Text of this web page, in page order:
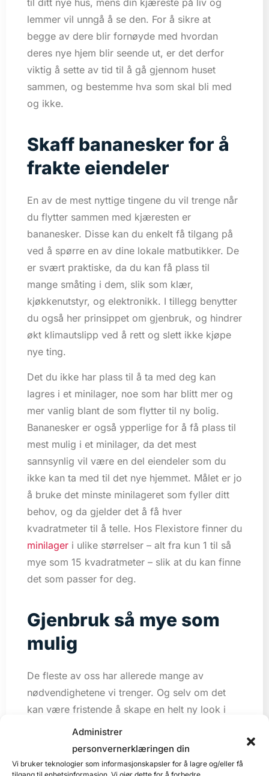
Administrer
personvernerklæringen din
Vi bruker teknologier som informasjonskapsler for å lagre og/eller få
til ditt nye hus, mens din kjæreste på liv og
lemmer vil unngå å se den. For å sikre at
begge av dere blir fornøyde med hvordan
deres nye hjem blir seende ut, er det derfor
viktig å sette av tid til å gå gjennom huset
sammen, og bestemme hva som skal bli med
og ikke.
Skaff bananesker for å
frakte eiendeler
En av de mest nyttige tingene du vil trenge når
du flytter sammen med kjæresten er
bananesker. Disse kan du enkelt få tilgang på
ved å spørre en av dine lokale matbutikker. De
er svært praktiske, da du kan få plass til
mange småting i dem, slik som klær,
kjøkkenutstyr, og elektronikk. I tillegg benytter
du også her prinsippet om gjenbruk, og hindrer
økt klimautslipp ved å rett og slett ikke kjøpe
nye ting.
Det du ikke har plass til å ta med deg kan
lagres i et minilager, noe som har blitt mer og
mer vanlig blant de som flytter til ny bolig.
Bananesker er også ypperlige for å få plass til
mest mulig i et minilager, da det mest
sannsynlig vil være en del eiendeler som du
ikke kan ta med til det nye hjemmet. Målet er jo
å bruke det minste minilageret som fyller ditt
behov, og da gjelder det å få hver
kvadratmeter til å telle. Hos Flexistore finner du
minilager i ulike størrelser – alt fra kun 1 til så
mye som 15 kvadratmeter – slik at du kan finne
det som passer for deg.
Gjenbruk så mye som
mulig
De fleste av oss har allerede mange av
nødvendighetene vi trenger. Og selv om det
kan være fristende å skape en helt ny look i
det nye hjemmet når du skal flytte sammen
med kjæresten, er det lurt å spørre, “Har vi
egentlig behov for å kjøpe så mye nytt?” Å